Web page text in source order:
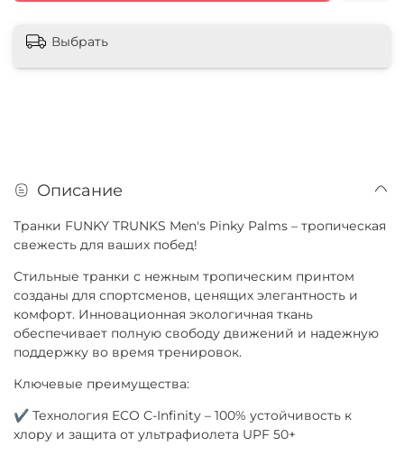
Выбрать
Описание
Транки FUNKY TRUNKS Men's Pinky Palms – тропическая
свежесть для ваших побед!
Стильные транки с нежным тропическим принтом
созданы для спортсменов, ценящих элегантность и
комфорт. Инновационная экологичная ткань
обеспечивает полную свободу движений и надежную
поддержку во время тренировок.
Ключевые преимущества:
✔ Технология ECO C-Infinity – 100% устойчивость к
хлору и защита от ультрафиолета UPF 50+